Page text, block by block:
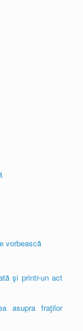
vorbească
şi printr-un act
asupra fraţilor